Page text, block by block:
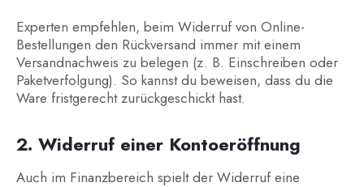
Experten empfehlen, beim Widerruf von Online-
Bestellungen den Rückversand immer mit einem
Versandnachweis zu belegen (z. B. Einschreiben oder
Paketverfolgung). So kannst du beweisen, dass du die
Ware fristgerecht zurückgeschickt hast.
2. Widerruf einer Kontoeröffnung
Auch im Finanzbereich spielt der Widerruf eine